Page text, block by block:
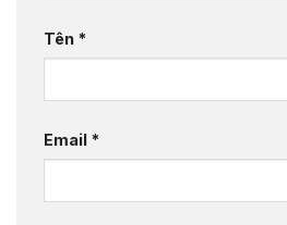
Tên *
Email *